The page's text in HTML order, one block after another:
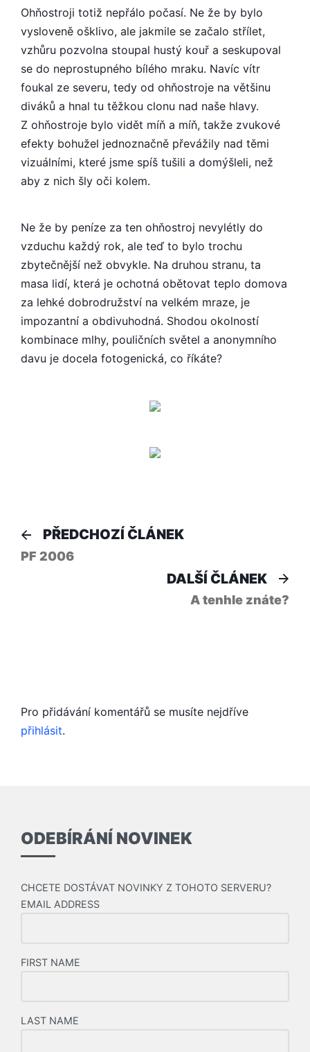
Ohňostroji totiž nepřálo počasí. Ne že by bylo
vysloveně ošklivo, ale jakmile se začalo střílet,
vzhůru pozvolna stoupal hustý kouř a seskupoval
se do neprostupného bílého mraku. Navíc vítr
foukal ze severu, tedy od ohňostroje na většinu
diváků a hnal tu těžkou clonu nad naše hlavy.
Z ohňostroje bylo vidět míň a míň, takže zvukové
efekty bohužel jednoznačně převážily nad těmi
vizuálními, které jsme spíš tušili a domýšleli, než
aby z nich šly oči kolem.
Ne že by peníze za ten ohňostroj nevylétly do
vzduchu každý rok, ale teď to bylo trochu
zbytečnější než obvykle. Na druhou stranu, ta
masa lidí, která je ochotná obětovat teplo domova
za lehké dobrodružství na velkém mraze, je
impozantní a obdivuhodná. Shodou okolností
kombinace mlhy, pouličních světel a anonymního
davu je docela fotogenická, co říkáte?
Navigace
pro
PŘEDCHOZÍ ČLÁNEKPředchozí
PF 2006
DALŠÍ ČLÁNEK
A tenhle znáte?
Pro přidávání komentářů se musíte nejdříve
přihlásit.
ODEBÍRÁNÍ NOVINEK
CHCETE DOSTÁVAT NOVINKY Z TOHOTO SERVERU?
EMAIL ADDRESS
FIRST NAME
LAST NAME